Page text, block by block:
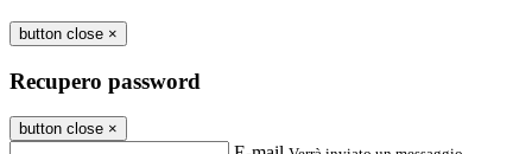
button close ×
Recupero password
button close ×